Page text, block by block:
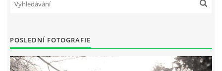
--------------------------------------------------------------
Tento projekt je realizován za finanční podpory
města Domažlice.
POSLEDNÍ FOTOGRAFIE